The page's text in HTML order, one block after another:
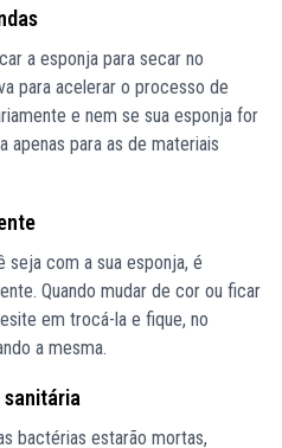
a esponja para secar no
para acelerar o processo de
e nem se sua esponja for
apenas para as de materiais
seja com a sua esponja, é
Quando mudar de cor ou ficar
em trocá-la e fique, no
a mesma.
sanitária
bactérias estarão mortas,